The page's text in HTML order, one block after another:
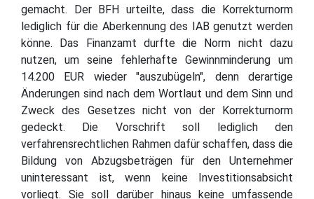
gemacht. Der BFH urteilte, dass die Korrekturnorm
lediglich für die Aberkennung des IAB genutzt werden
könne. Das Finanzamt durfte die Norm nicht dazu
nutzen, um seine fehlerhafte Gewinnminderung um
14.200 EUR wieder "auszubügeln", denn derartige
Änderungen sind nach dem Wortlaut und dem Sinn und
Zweck des Gesetzes nicht von der Korrekturnorm
gedeckt. Die Vorschrift soll lediglich den
verfahrensrechtlichen Rahmen dafür schaffen, dass die
Bildung von Abzugsbeträgen für den Unternehmer
uninteressant ist, wenn keine Investitionsabsicht
vorliegt. Sie soll darüber hinaus keine umfassende